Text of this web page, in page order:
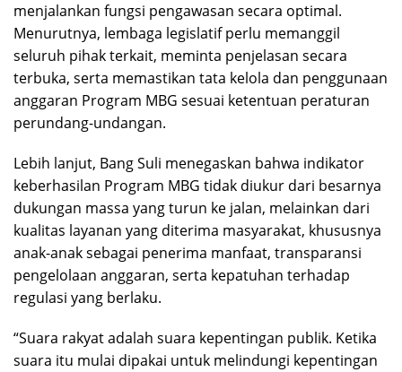
menjalankan fungsi pengawasan secara optimal.
Menurutnya, lembaga legislatif perlu memanggil
seluruh pihak terkait, meminta penjelasan secara
terbuka, serta memastikan tata kelola dan penggunaan
anggaran Program MBG sesuai ketentuan peraturan
perundang-undangan.
Lebih lanjut, Bang Suli menegaskan bahwa indikator
keberhasilan Program MBG tidak diukur dari besarnya
dukungan massa yang turun ke jalan, melainkan dari
kualitas layanan yang diterima masyarakat, khususnya
anak-anak sebagai penerima manfaat, transparansi
pengelolaan anggaran, serta kepatuhan terhadap
regulasi yang berlaku.
“Suara rakyat adalah suara kepentingan publik. Ketika
suara itu mulai dipakai untuk melindungi kepentingan